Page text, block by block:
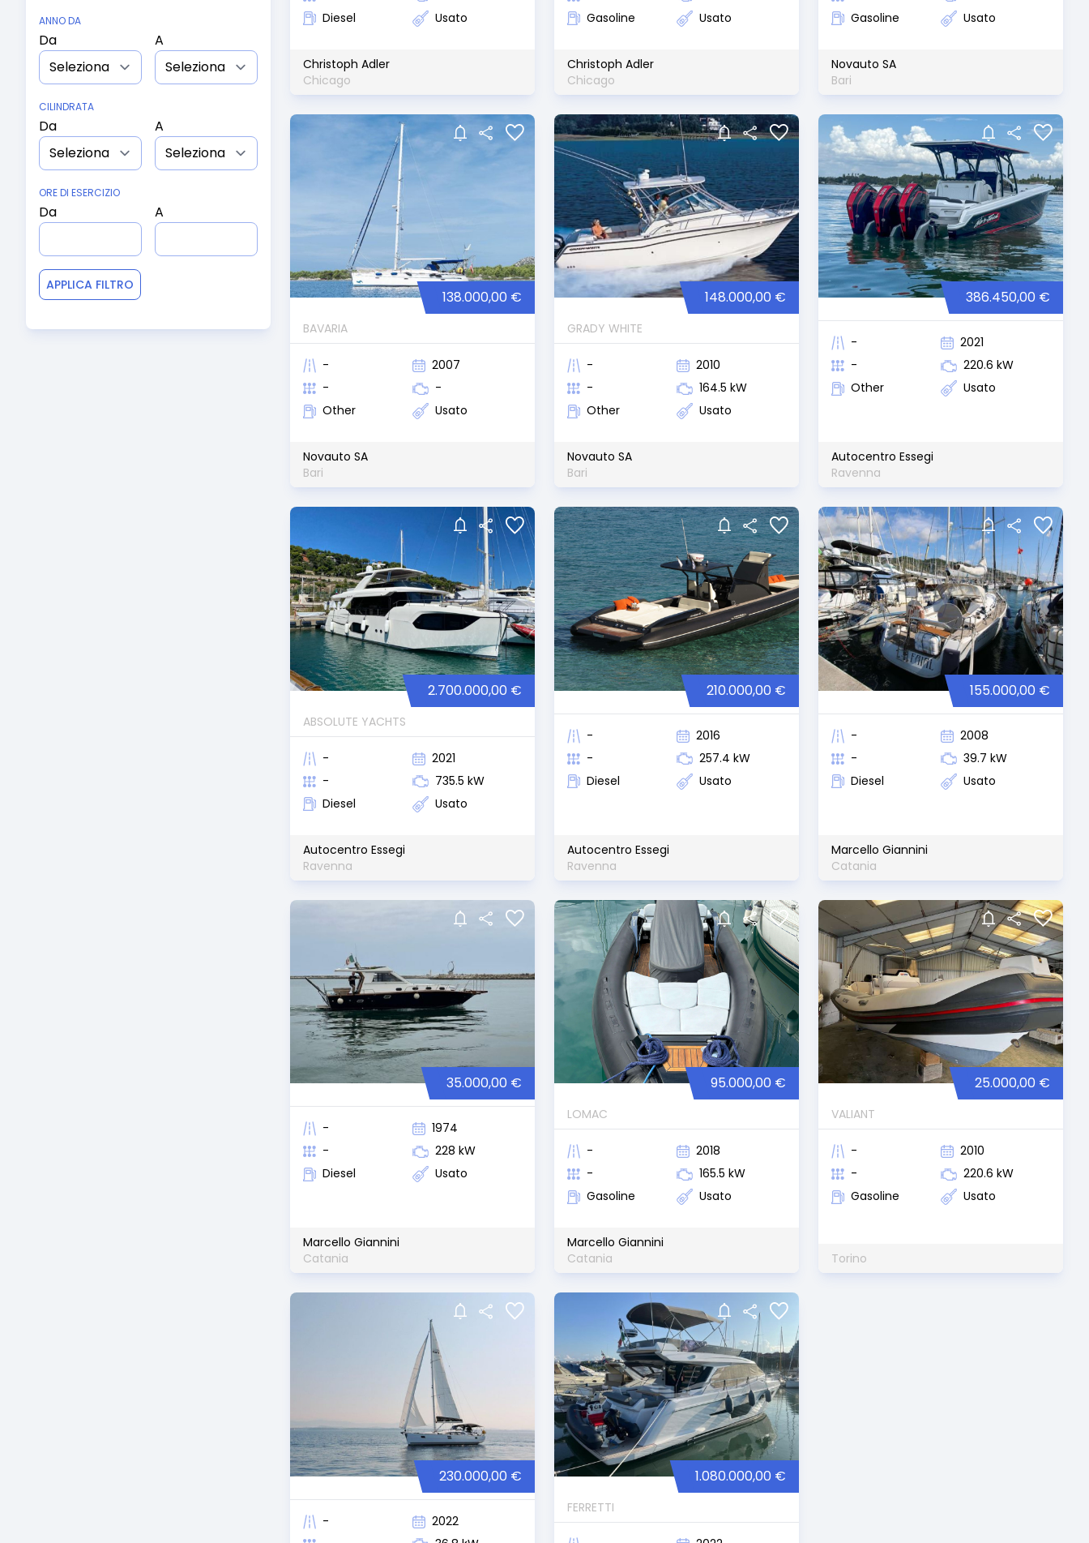
ANNO DA
Da A
CILINDRATA
Da A
ORE DI ESERCIZIO
Da A
APPLICA FILTRO
Diesel
Usato
Christoph Adler
Chicago
Gasoline
Usato
Christoph Adler
Chicago
Gasoline
Usato
Novauto SA
Bari
138.000,00 €
BAVARIA
-
-
Other
2007
-
Usato
Novauto SA
Bari
148.000,00 €
GRADY WHITE
-
-
Other
2010
164.5 kW
Usato
Novauto SA
Bari
386.450,00 €
-
-
Other
2021
220.6 kW
Usato
Autocentro Essegi
Ravenna
2.700.000,00 €
ABSOLUTE YACHTS
-
-
Diesel
2021
735.5 kW
Usato
Autocentro Essegi
Ravenna
210.000,00 €
-
-
Diesel
2016
257.4 kW
Usato
Autocentro Essegi
Ravenna
155.000,00 €
-
-
Diesel
2008
39.7 kW
Usato
Marcello Giannini
Catania
35.000,00 €
-
-
Diesel
1974
228 kW
Usato
Marcello Giannini
Catania
95.000,00 €
LOMAC
-
-
Gasoline
2018
165.5 kW
Usato
Marcello Giannini
Catania
25.000,00 €
VALIANT
-
-
Gasoline
2010
220.6 kW
Usato
Torino
230.000,00 €
-
2022
1.080.000,00 €
FERRETTI